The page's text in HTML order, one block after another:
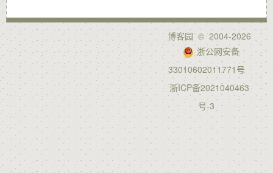
博客园© 2004-2026
浙公网安备
33010602011771号
浙ICP备2021040463
号-3